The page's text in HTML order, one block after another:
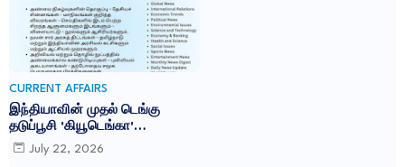
CURRENT AFFAIRS
இந்தியாவின் முதல் டெங்கு
தடுப்பூசி 'கியூடெங்கா'
(Qdenga): TNPSC CURRENT
AFFAIRS IN TAMIL JULY 2026
July 22, 2026